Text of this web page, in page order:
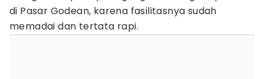
di Pasar Godean, karena fasilitasnya sudah
memadai dan tertata rapi.